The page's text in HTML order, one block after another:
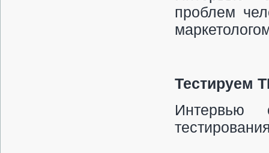
проблем
Тестируем
Интервью